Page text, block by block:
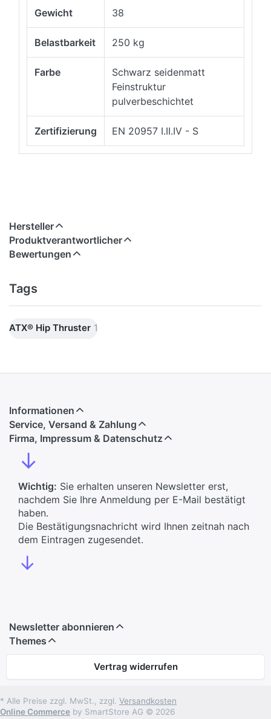
Gewicht 38
Belastbarkeit 250 kg
Farbe
Schwarz seidenmatt
Feinstruktur
pulverbeschichtet
Zertifizierung EN 20957 I.II.IV - S
Hersteller
Produktverantwortlicher
Bewertungen
Tags
ATX® Hip Thruster 1
Informationen
Service, Versand & Zahlung
Firma, Impressum & Datenschutz
↓
Wichtig: Sie erhalten unseren Newsletter erst,
nachdem Sie Ihre Anmeldung per E-Mail bestätigt
haben.
Die Bestätigungsnachricht wird Ihnen zeitnah nach
dem Eintragen zugesendet.
↓
Newsletter abonnieren
Themes
Vertrag widerrufen
* Alle Preise zzgl. MwSt., zzgl. Versandkosten
Online Commerce by SmartStore AG © 2026